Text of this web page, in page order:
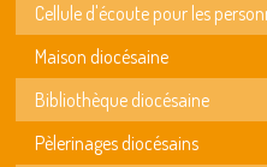
Cellule d'écoute pour les
Maison diocésaine
Bibliothèque diocésaine
Pèlerinages diocésains